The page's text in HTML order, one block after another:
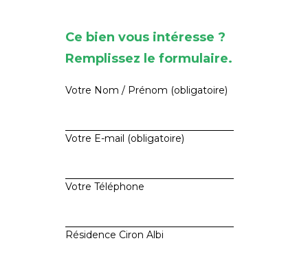
Ce bien vous intéresse ?
Remplissez le formulaire.
Votre Nom / Prénom (obligatoire)
Votre E-mail (obligatoire)
Votre Téléphone
Résidence Ciron Albi